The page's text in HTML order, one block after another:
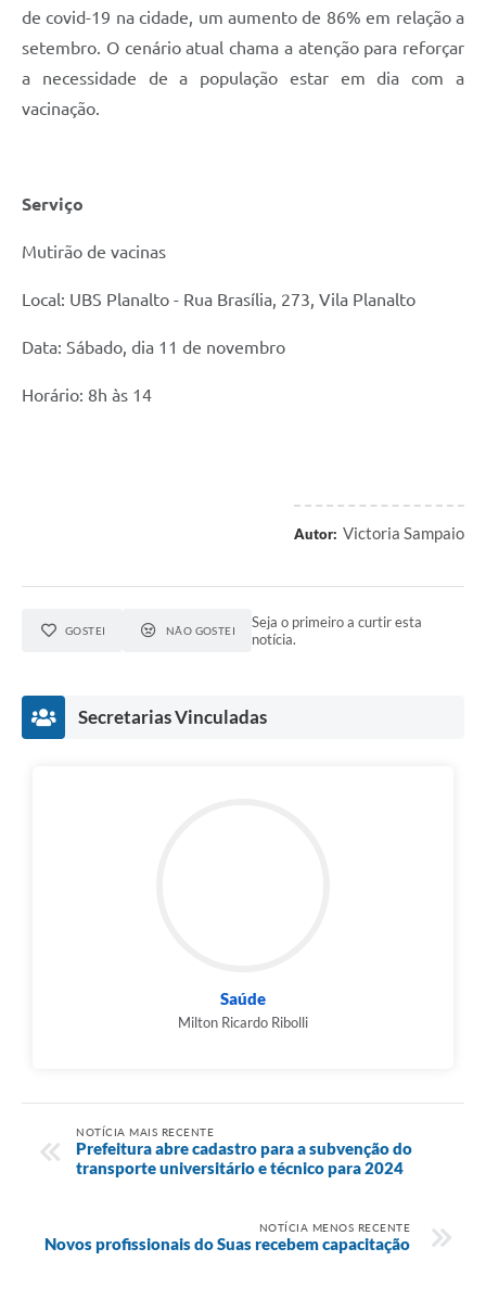
de covid-19 na cidade, um aumento de 86% em relação a
setembro. O cenário atual chama a atenção para reforçar
a necessidade de a população estar em dia com a
vacinação.
Serviço
Mutirão de vacinas
Local: UBS Planalto - Rua Brasília, 273, Vila Planalto
Data: Sábado, dia 11 de novembro
Horário: 8h às 14
Autor: Victoria Sampaio
GOSTEI NÃO GOSTEI
Seja o primeiro a curtir esta
notícia.
Secretarias Vinculadas
Saúde
Milton Ricardo Ribolli
NOTÍCIA MAIS RECENTE
Prefeitura abre cadastro para a subvenção do
transporte universitário e técnico para 2024
NOTÍCIA MENOS RECENTE
Novos profissionais do Suas recebem capacitação